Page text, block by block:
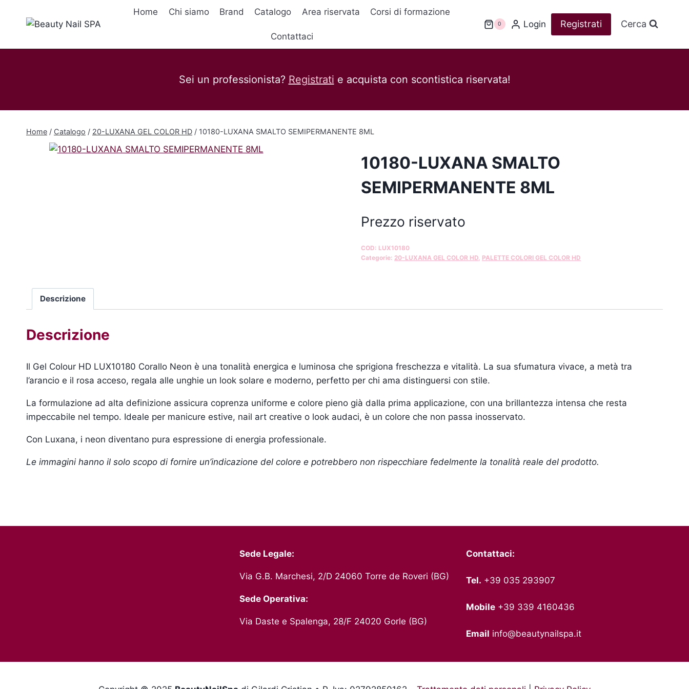
Home Chi siamo Brand Catalogo Area riservata Corsi di formazione
Contattaci
0 Login Registrati Cerca
Sei un professionista? Registrati e acquista con scontistica riservata!
Home / Catalogo / 20-LUXANA GEL COLOR HD / 10180-LUXANA SMALTO SEMIPERMANENTE 8ML
10180-LUXANA SMALTO
SEMIPERMANENTE 8ML
Prezzo riservato
COD: LUX10180
Categorie: 20-LUXANA GEL COLOR HD, PALETTE COLORI GEL COLOR HD
Descrizione
Descrizione
Il Gel Colour HD LUX10180 Corallo Neon è una tonalità energica e luminosa che sprigiona freschezza e vitalità. La sua sfumatura vivace, a metà tra
l’arancio e il rosa acceso, regala alle unghie un look solare e moderno, perfetto per chi ama distinguersi con stile.
La formulazione ad alta definizione assicura coprenza uniforme e colore pieno già dalla prima applicazione, con una brillantezza intensa che resta
impeccabile nel tempo. Ideale per manicure estive, nail art creative o look audaci, è un colore che non passa inosservato.
Con Luxana, i neon diventano pura espressione di energia professionale.
Le immagini hanno il solo scopo di fornire un’indicazione del colore e potrebbero non rispecchiare fedelmente la tonalità reale del prodotto.
Sede Legale:
Via G.B. Marchesi, 2/D 24060 Torre de Roveri (BG)
Sede Operativa:
Via Daste e Spalenga, 28/F 24020 Gorle (BG)
Contattaci:
Tel. +39 035 293907
Mobile +39 339 4160436
Email info@beautynailspa.it